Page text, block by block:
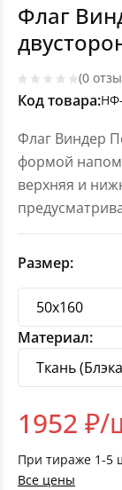
Флаг
(0
Код товара:
Флаг Виндер
формой
верхняя и
Размер:
Материал:
1952 ₽/
При тираже 1-5
Все цены